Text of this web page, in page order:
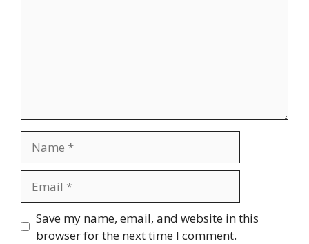
Website
Save my name, email, and website in this
browser for the next time I comment.